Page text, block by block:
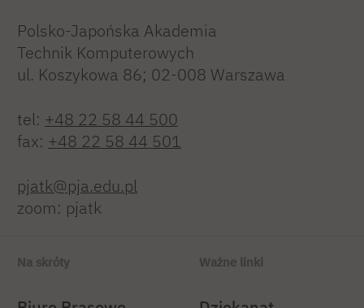
Polsko-Japońska Akademia
Technik Komputerowych
ul. Koszykowa 86; 02-008 Warszawa
tel: +48 22 58 44 500
fax: +48 22 58 44 501
pjatk@pja.edu.pl
zoom: pjatk
Na skróty Ważne linki